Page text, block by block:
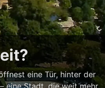
eine Tür, hinter der